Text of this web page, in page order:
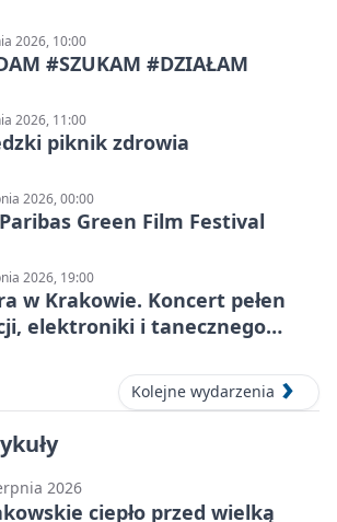
2026, 10:00
#SZUKAM #DZIAŁAM
2026, 11:00
piknik zdrowia
2026, 00:00
Green Film Festival
2026, 19:00
w Krakowie. Koncert pełen
elektroniki i tanecznego
Kolejne wydarzenia
2026
ciepło przed wielką